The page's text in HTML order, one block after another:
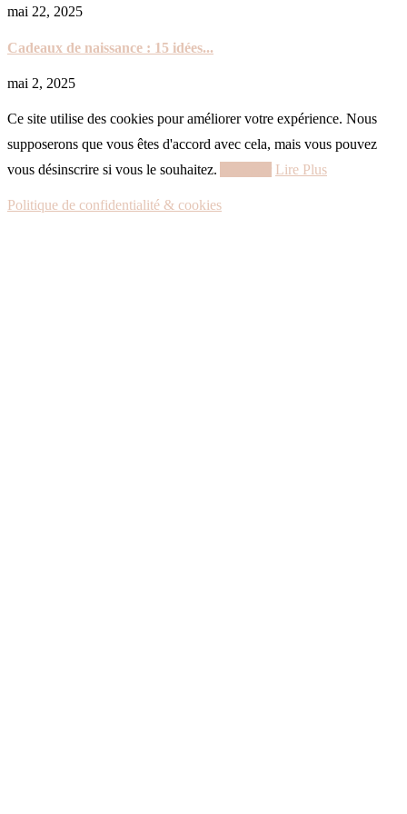
mai 22, 2025
Cadeaux de naissance : 15 idées...
mai 2, 2025
Ce site utilise des cookies pour améliorer votre expérience. Nous
supposerons que vous êtes d'accord avec cela, mais vous pouvez
vous désinscrire si vous le souhaitez.
Lire Plus
Politique de confidentialité & cookies